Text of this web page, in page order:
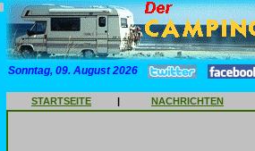
Sonntag, 09. August 2026
STARTSEITE | NACHRICHTEN